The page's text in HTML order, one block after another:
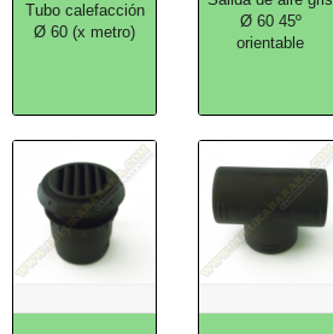
Tubo calefacción
Ø 60 (x metro)
Ø 60 45º
orientable